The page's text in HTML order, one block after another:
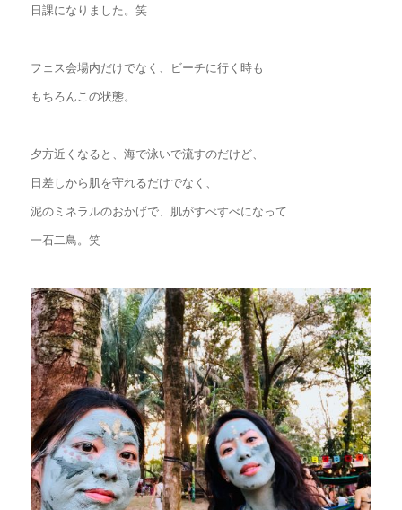
日課になりました。笑
フェス会場内だけでなく、ビーチに行く時も
もちろんこの状態。
夕方近くなると、海で泳いで流すのだけど、
日差しから肌を守れるだけでなく、
泥のミネラルのおかげで、肌がすべすべになって
一石二鳥。笑